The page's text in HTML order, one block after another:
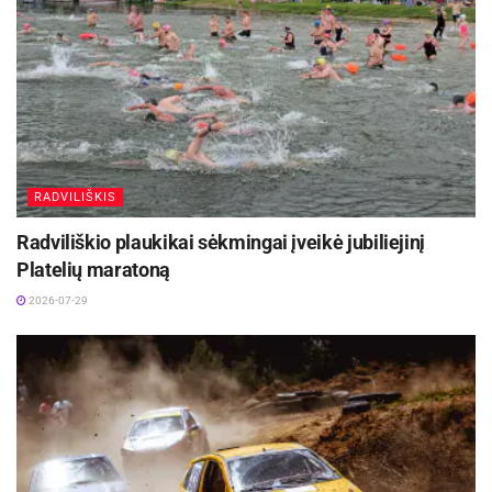
Dejanui Bratkovui.
Moterų varžybose puikiai pasirodė B Gustaitytė,
kuri tik svorio kategorijos virš 70 kg. (9 dalyvės)
finale turėjo pripažinti rusės Tatjanos Gendik
pranašumą.
Ketvirtfinalyje Lietuvos atstovei neteko kovoti,
nes Malaizijos sporitninkė Hooi Yu Mun atsisakė
kovoti dėl patirtos traumos.
Pusfinalyje B. Gustaitytė susidūrė su Japonijos
atstove Yoko Fukuhara. Po pirmojo kovos kėlinio
mūsų sportininkei pergalę buvo pasirengęs skirti
tik vienas teisėjas iš 5, po antrojo – jau 2 iš 5, o
po trečiojo visi arbirtai vienbalsiai skyrė pergalę
RADVILIŠKIS
Radviliškio plaukikai sėkmingai įveikė jubiliejinį
Platelių maratoną
2026-07-29